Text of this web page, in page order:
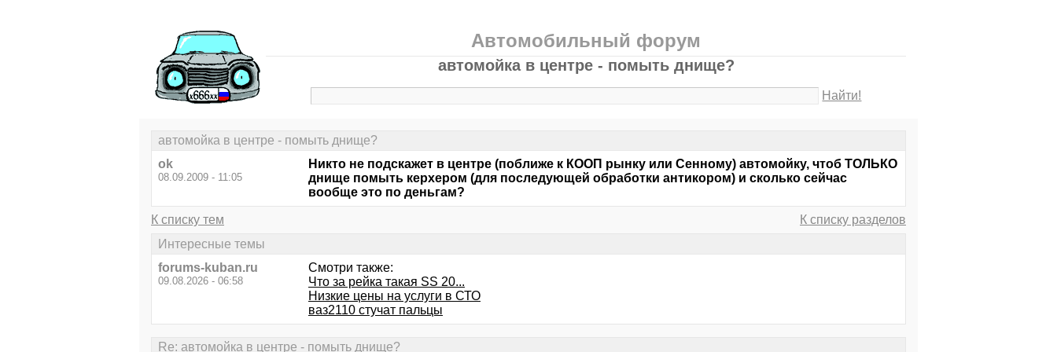
Автомобильный форум
автомойка в центре - помыть днище?
Найти!
автомойка в центре - помыть днище?
ok
08.09.2009 - 11:05
Никто не подскажет в центре (поближе к КООП рынку или Сенному) автомойку, чтоб ТОЛЬКО
днище помыть керхером (для последующей обработки антикором) и сколько сейчас
вообще это по деньгам?
К списку тем
К списку разделов
Интересные темы
forums-kuban.ru
09.08.2026 - 06:58
Смотри также:
Что за рейка такая SS 20...
Низкие цены на услуги в СТО
ваз2110 стучат пальцы
Re: автомойка в центре - помыть днище?